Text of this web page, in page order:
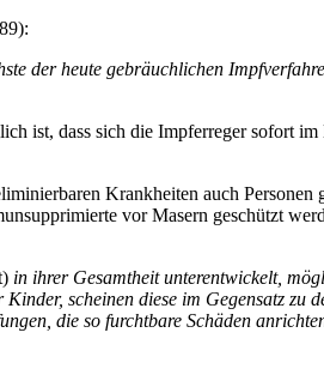
der heute gebräuchlichen
ist, dass sich die Impferreger sofort
Krankheiten auch
vor Masern geschützt
in ihrer Gesamtheit unterentwickelt,
scheinen diese im Gegensatz
die so furchtbare Schäden